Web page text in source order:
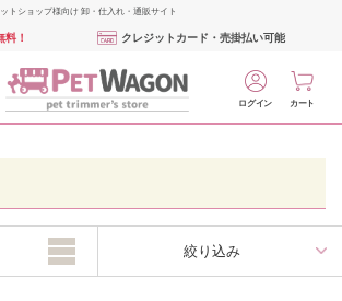
トショップ様向け 卸・仕入れ・通販サイト
！ クレジットカード・売掛払い可能
ログイン カート
絞り込み